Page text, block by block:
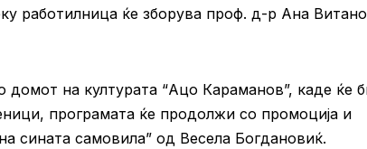
работилница ќе зборува проф. д-р Ана
на културата “Ацо Караманов”, каде ќе
програмата ќе продолжи со промоција и
сината самовила” од Весела Богдановиќ.